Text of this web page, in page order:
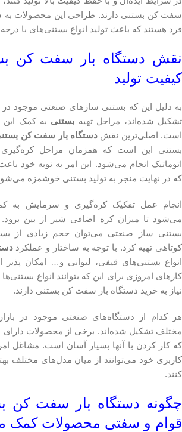
سفت کن بستنی دارند. طراحی این محصولات
فرد هستند که باعث تولید انواع بستنی‌های با
نقش دستگاه بار سفت کن
کیفیت تولید
به دلیل این که بستنی سازهای صنعتی موجود در
تشکیل شده‌اند، مراحل تهیه بستنی به کمک
است. اصلی‌ترین نقشدستگاه بار سفت کن
بستنی این است که همزمان مراحل
اتوماتیک انجام می‌شود. این امر به نوبه خود
که در نهایت منجر به تولید بستنی خوشمزه
انجام عمل تفکیک کره‌‌گیری و سرمایش به
می‌شود تا میزان کره اضافی شیر از بین برود.
بستنی ساز صنعتی می‌توان حجم زیادی از
کوتاهی تهیه کرد. با توجه به ساختار و عملکرد
انواع بستنی‌های قیفی، لیوانی و… امکان
کارهای امروزی برای این که بتوانند انواع بستنی‌ها
نیاز به خرید دستگاه بار سفت کن بستنی دارند.
هر کدام از دستگاه‌های صنعتی موجود در
مختلف تشکیل شده‌اند. برخی از محصولات دارای
که کار کردن با آنها بسیار آسان است. مشاغل
کاربری خود می‌توانند از میان مدل‌های مختلف
کنند.
چگونه دستگاه بار سفت کن
قوام و سفتی محصولات کمک